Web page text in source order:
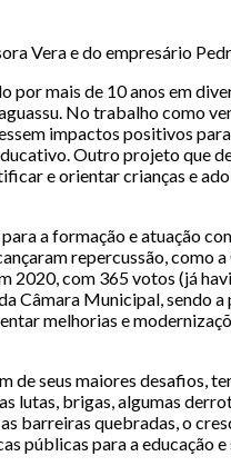
Vera e do empresário
mais de 10 anos em
No trabalho como
impactos positivos
Outro projeto que
e orientar crianças e
a formação e atuação
repercussão, como
2020, com 365 votos (já
Câmara Municipal, sendo
melhorias e
de seus maiores desafios,
lutas, brigas, algumas
barreiras quebradas, o
públicas para a educação